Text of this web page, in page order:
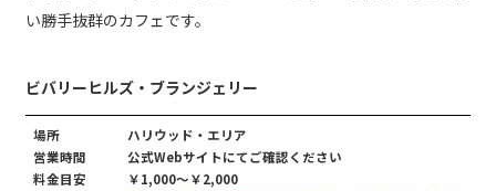
い勝手抜群のカフェです。
ビバリーヒルズ・ブランジェリー
場所
ハリウッド・エリア
営業時間
公式Webサイトにてご確認ください
料金目安
￥1,000〜￥2,000